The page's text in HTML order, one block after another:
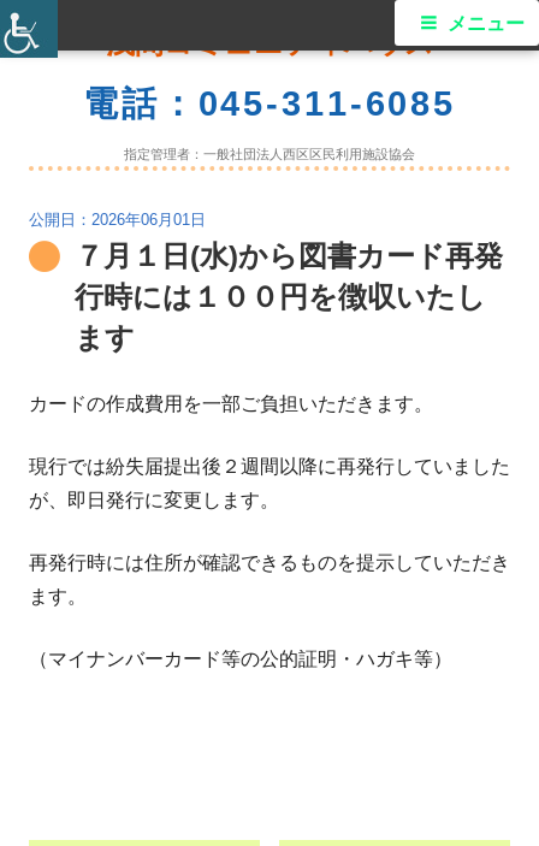
コ
ン
浅間コミュニティハウス
電話：045-311-6085
指定管理者：一般社団法人西区区民利用施設協会
メ
メニュー
2026年06月01日
７月１日(水)から図書カード再発
行時には１００円を徴収いたし
ます
カードの作成費用を一部ご負担いただきます。
現行では紛失届提出後２週間以降に再発行していました
が、即日発行に変更します。
再発行時には住所が確認できるものを提示していただき
ます。
（マイナンバーカード等の公的証明・ハガキ等）